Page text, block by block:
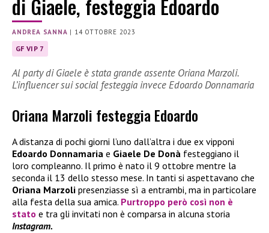
di Giaele, festeggia Edoardo
ANDREA SANNA | 14 OTTOBRE 2023
GF VIP 7
Al party di Giaele è stata grande assente Oriana Marzoli.
L’influencer sui social festeggia invece Edoardo Donnamaria
Oriana Marzoli festeggia Edoardo
A distanza di pochi giorni l’uno dall’altra i due ex vipponi
Edoardo Donnamaria e Giaele De Donà festeggiano il
loro compleanno. Il primo è nato il 9 ottobre mentre la
seconda il 13 dello stesso mese. In tanti si aspettavano che
Oriana Marzoli presenziasse sì a entrambi, ma in particolare
alla festa della sua amica. Purtroppo però così non è
stato e tra gli invitati non è comparsa in alcuna storia
Instagram.